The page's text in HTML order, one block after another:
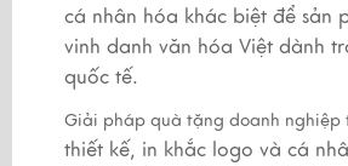
cá nhân hóa khác biệt để sản
vinh danh văn hóa Việt dành
quốc tế.
Giải pháp quà tặng doanh nghiệp
thiết kế, in khắc logo và cá